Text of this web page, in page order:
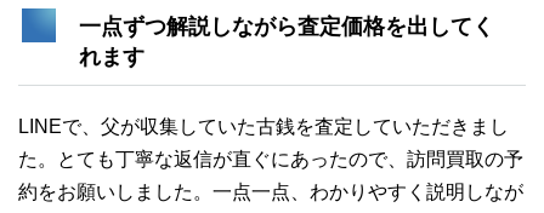
一点ずつ解説しながら査定価格を出してく
れます
LINEで、父が収集していた古銭を査定していただきまし
た。とても丁寧な返信が直ぐにあったので、訪問買取の予
約をお願いしました。一点一点、わかりやすく説明しなが